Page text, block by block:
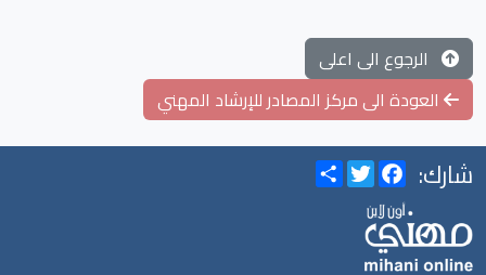
الرجوع الى اعلى
العودة الى مركز المصادر للإرشاد المهني
شارك: ShareTwitterFacebook